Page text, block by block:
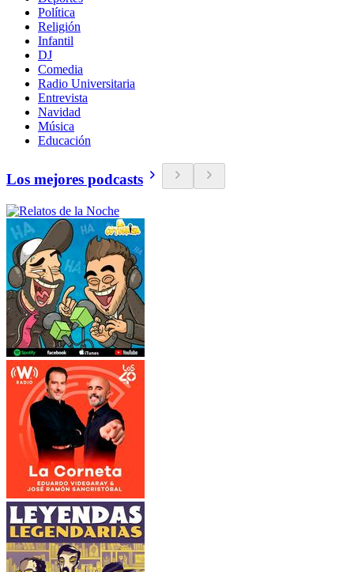
Política
Religión
Infantil
DJ
Comedia
Radio Universitaria
Entrevista
Navidad
Música
Educación
Los mejores podcasts